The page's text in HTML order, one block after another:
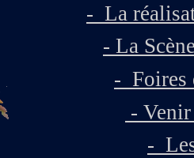
- La
- La
- Foires
- Venir
-